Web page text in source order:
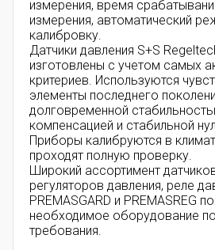
измерения, время
измерения, автоматический
калибровку.
Датчики давления S+S
изготовлены с учетом самых
критериев. Используются
элементы последнего
долговременной
компенсацией и стабильной
Приборы калибруются в
проходят полную проверку.
Широкий ассортимент
регуляторов давления, реле
PREMASGARD и PREMASREG
необходимое оборудование
требования.